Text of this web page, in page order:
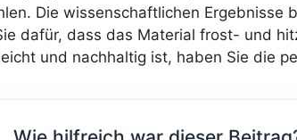
Die wissenschaftlichen
dafür, dass das Material frost- und
und nachhaltig ist, haben Sie die